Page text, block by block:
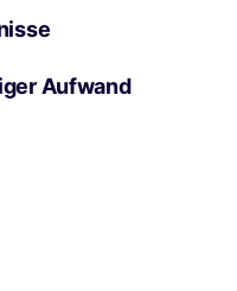
Aufwand